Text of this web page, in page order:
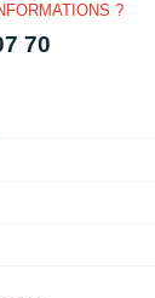
?
70